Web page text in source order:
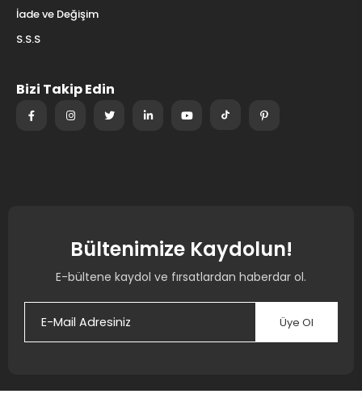
İade ve Değişim
S.S.S
Bizi Takip Edin
Bültenimize Kaydolun!
E-bültene kaydol ve fırsatlardan haberdar ol.
Üye Ol